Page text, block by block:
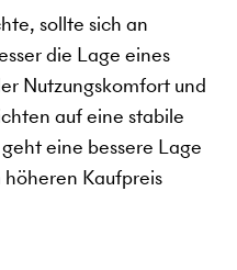
sollte sich an
die Lage eines
Nutzungskomfort und
auf eine stabile
eine bessere Lage
Kaufpreis